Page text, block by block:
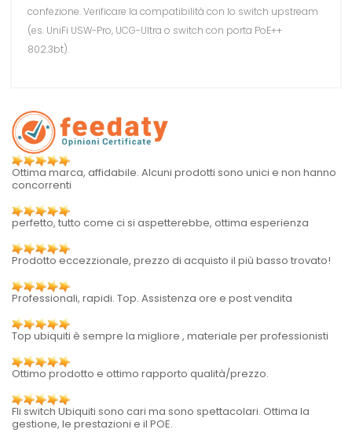
confezione. Verificare la compatibilità con lo switch upstream
(es. UniFi USW-Pro, UCG-Ultra o switch con porta PoE++
802.3bt).
Ottima marca, affidabile. Alcuni prodotti sono unici e non hanno
concorrenti
perfetto, tutto come ci si aspetterebbe, ottima esperienza
Prodotto eccezzionale, prezzo di acquisto il più basso trovato!
Professionali, rapidi. Top. Assistenza ore e post vendita
Top ubiquiti è sempre la migliore , materiale per professionisti
Ottimo prodotto e ottimo rapporto qualità/prezzo.
Fli switch Ubiquiti sono cari ma sono spettacolari. Ottima la
gestione, le prestazioni e il POE.